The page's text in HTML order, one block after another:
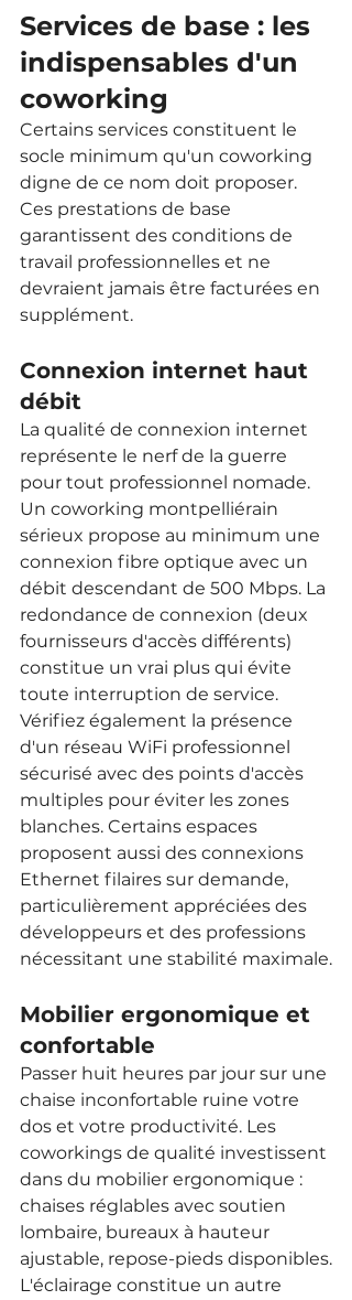
Services de base : les
indispensables d'un
coworking
Certains services constituent le
socle minimum qu'un coworking
digne de ce nom doit proposer.
Ces prestations de base
garantissent des conditions de
travail professionnelles et ne
devraient jamais être facturées en
supplément.
Connexion internet haut
débit
La qualité de connexion internet
représente le nerf de la guerre
pour tout professionnel nomade.
Un coworking montpelliérain
sérieux propose au minimum une
connexion fibre optique avec un
débit descendant de 500 Mbps. La
redondance de connexion (deux
fournisseurs d'accès différents)
constitue un vrai plus qui évite
toute interruption de service.
Vérifiez également la présence
d'un réseau WiFi professionnel
sécurisé avec des points d'accès
multiples pour éviter les zones
blanches. Certains espaces
proposent aussi des connexions
Ethernet filaires sur demande,
particulièrement appréciées des
développeurs et des professions
nécessitant une stabilité maximale.
Mobilier ergonomique et
confortable
Passer huit heures par jour sur une
chaise inconfortable ruine votre
dos et votre productivité. Les
coworkings de qualité investissent
dans du mobilier ergonomique :
chaises réglables avec soutien
lombaire, bureaux à hauteur
ajustable, repose-pieds disponibles.
L'éclairage constitue un autre